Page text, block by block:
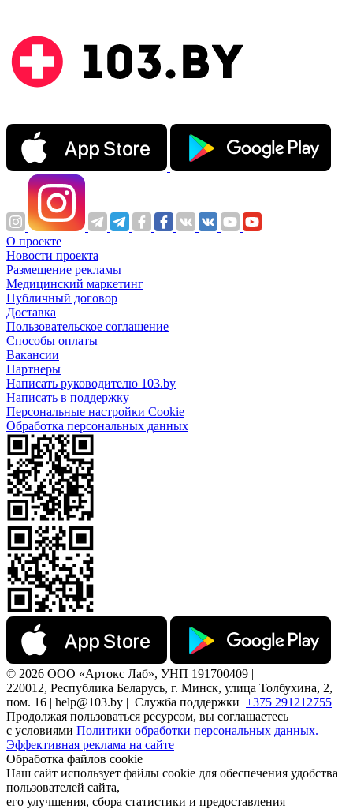
О проекте
Новости проекта
Размещение рекламы
Медицинский маркетинг
Публичный договор
Доставка
Пользовательское соглашение
Способы оплаты
Вакансии
Партнеры
Написать руководителю 103.by
Написать в поддержку
Персональные настройки Cookie
Обработка персональных данных
© 2026 ООО «Артокс Лаб», УНП 191700409 |
220012, Республика Беларусь, г. Минск, улица Толбухина, 2,
пом. 16 | help@103.by | Служба поддержки +375 291212755
Продолжая пользоваться ресурсом, вы соглашаетесь
с условиями Политики обработки персональных данных.
Эффективная реклама на сайте
Обработка файлов cookie
Наш сайт использует файлы cookie для обеспечения удобства
пользователей сайта,
его улучшения, сбора статистики и предоставления